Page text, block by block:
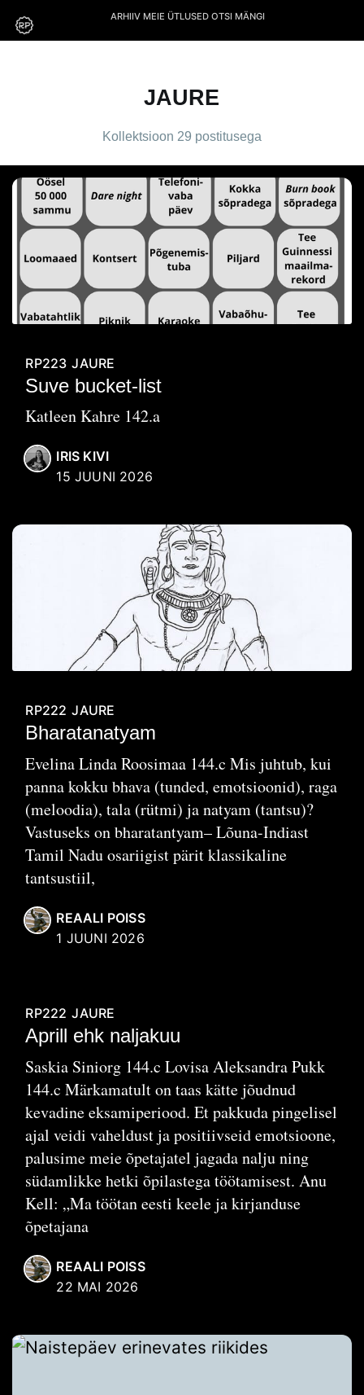
ARHIIV MEIE ÜTLUSED OTSI MÄNGI
JAURE
Kollektsioon 29 postitusega
RP223 JAURE
Suve bucket-list
Katleen Kahre 142.a
IRIS KIVI
15 JUUNI 2026
RP222 JAURE
Bharatanatyam
Evelina Linda Roosimaa 144.c Mis juhtub, kui
panna kokku bhava (tunded, emotsioonid), raga
(meloodia), tala (rütmi) ja natyam (tantsu)?
Vastuseks on bharatantyam– Lõuna-Indiast
Tamil Nadu osariigist pärit klassikaline
tantsustiil,
REAALI POISS
1 JUUNI 2026
RP222 JAURE
Aprill ehk naljakuu
Saskia Siniorg 144.c Lovisa Aleksandra Pukk
144.c Märkamatult on taas kätte jõudnud
kevadine eksamiperiood. Et pakkuda pingelisel
ajal veidi vaheldust ja positiivseid emotsioone,
palusime meie õpetajatel jagada nalju ning
südamlikke hetki õpilastega töötamisest. Anu
Kell: „Ma töötan eesti keele ja kirjanduse
õpetajana
REAALI POISS
22 MAI 2026